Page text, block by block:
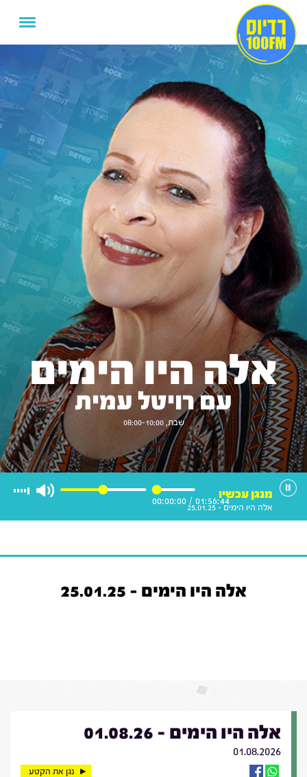
אלה היו הימים
עם רויטל עמית
שבת, 08:00-10:00
01:56:44
/
00:00:00
מנגן עכשיו
אלה היו הימים - 25.01.25
אלה היו הימים - 25.01.25
אלה היו הימים - 01.08.26
01.08.2026
נגן את הקטע